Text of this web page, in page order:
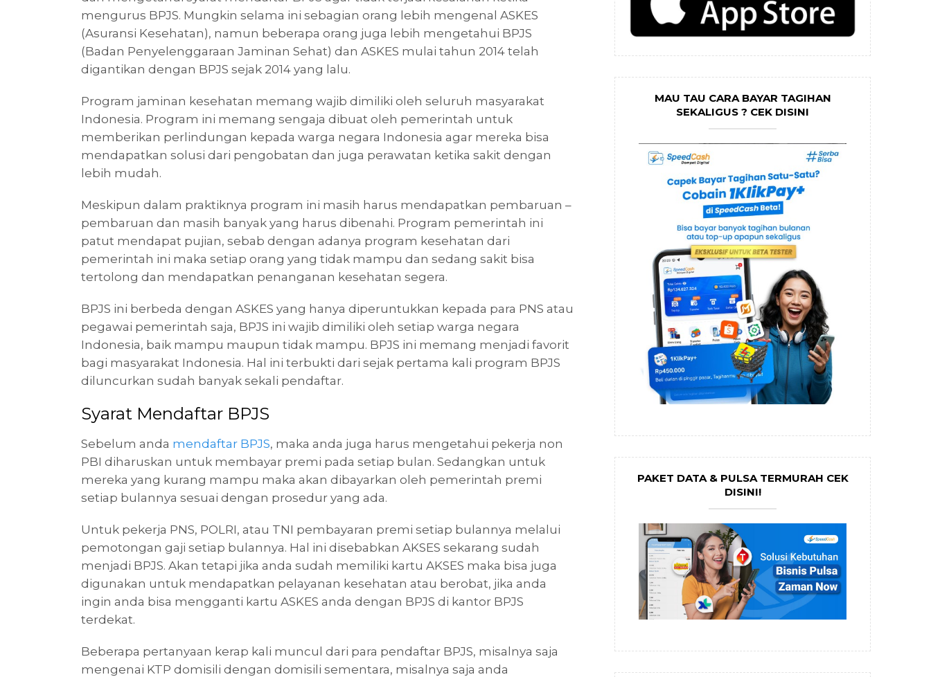
mengurus BPJS. Mungkin selama ini sebagian orang lebih mengenal ASKES
(Asuransi Kesehatan), namun beberapa orang juga lebih mengetahui BPJS
(Badan Penyelenggaraan Jaminan Sehat) dan ASKES mulai tahun 2014 telah
digantikan dengan BPJS sejak 2014 yang lalu.
Program jaminan kesehatan memang wajib dimiliki oleh seluruh masyarakat
Indonesia. Program ini memang sengaja dibuat oleh pemerintah untuk
memberikan perlindungan kepada warga negara Indonesia agar mereka bisa
mendapatkan solusi dari pengobatan dan juga perawatan ketika sakit dengan
lebih mudah.
Meskipun dalam praktiknya program ini masih harus mendapatkan pembaruan –
pembaruan dan masih banyak yang harus dibenahi. Program pemerintah ini
patut mendapat pujian, sebab dengan adanya program kesehatan dari
pemerintah ini maka setiap orang yang tidak mampu dan sedang sakit bisa
tertolong dan mendapatkan penanganan kesehatan segera.
BPJS ini berbeda dengan ASKES yang hanya diperuntukkan kepada para PNS atau
pegawai pemerintah saja, BPJS ini wajib dimiliki oleh setiap warga negara
Indonesia, baik mampu maupun tidak mampu. BPJS ini memang menjadi favorit
bagi masyarakat Indonesia. Hal ini terbukti dari sejak pertama kali program BPJS
diluncurkan sudah banyak sekali pendaftar.
Syarat Mendaftar BPJS
Sebelum anda mendaftar BPJS, maka anda juga harus mengetahui pekerja non
PBI diharuskan untuk membayar premi pada setiap bulan. Sedangkan untuk
mereka yang kurang mampu maka akan dibayarkan oleh pemerintah premi
setiap bulannya sesuai dengan prosedur yang ada.
Untuk pekerja PNS, POLRI, atau TNI pembayaran premi setiap bulannya melalui
pemotongan gaji setiap bulannya. Hal ini disebabkan AKSES sekarang sudah
menjadi BPJS. Akan tetapi jika anda sudah memiliki kartu AKSES maka bisa juga
digunakan untuk mendapatkan pelayanan kesehatan atau berobat, jika anda
ingin anda bisa mengganti kartu ASKES anda dengan BPJS di kantor BPJS
terdekat.
Beberapa pertanyaan kerap kali muncul dari para pendaftar BPJS, misalnya saja
mengenai KTP domisili dengan domisili sementara, misalnya saja anda
MAU TAU CARA BAYAR TAGIHAN
SEKALIGUS ? CEK DISINI
PAKET DATA & PULSA TERMURAH CEK
DISINI!